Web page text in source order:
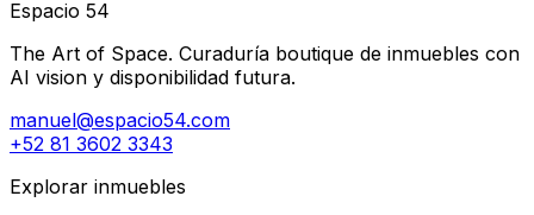
Espacio 54
The Art of Space. Curaduría boutique de inmuebles con
AI vision y disponibilidad futura.
manuel@espacio54.com
+52 81 3602 3343
Explorar inmuebles